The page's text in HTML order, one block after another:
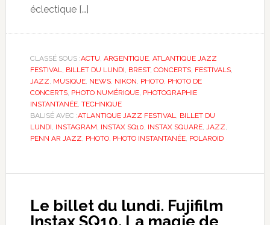
éclectique […]
CLASSÉ SOUS :ACTU ARGENTIQUE, ATLANTIQUE JAZZ
FESTIVAL
BILLET DU LUNDI BREST, CONCERTS, FESTIVALS,
JAZZ MUSIQUE, NEWS, NIKON PHOTO, PHOTO DE
CONCERTS, PHOTO NUMÉRIQUE, PHOTOGRAPHIE
INSTANTANÉE, TECHNIQUE
BALISÉ AVEC :ATLANTIQUE JAZZ FESTIVAL
BILLET DU
LUNDI INSTAGRAM INSTAX SQ10 INSTAX SQUARE, JAZZ
PENN AR JAZZ PHOTO, PHOTO INSTANTANÉE, POLAROID
Le billet du lundi. Fujifilm
Instax SQ10. La magie de